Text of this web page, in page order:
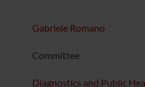
Gabriele Romano
Committee
Diagnostics and Public